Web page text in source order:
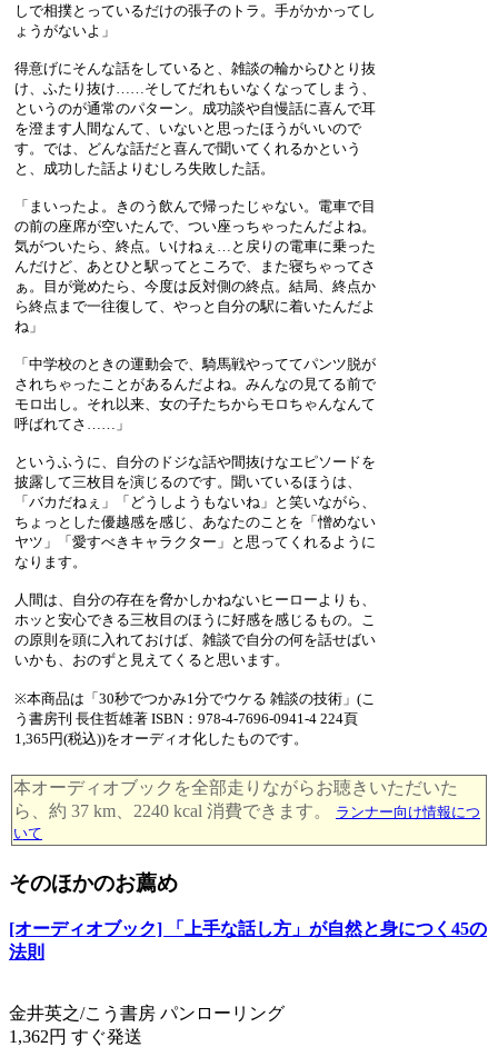
しで相撲とっているだけの張子のトラ。手がかかってし
ょうがないよ」
得意げにそんな話をしていると、雑談の輪からひとり抜
け、ふたり抜け……そしてだれもいなくなってしまう、
というのが通常のパターン。成功談や自慢話に喜んで耳
を澄ます人間なんて、いないと思ったほうがいいので
す。では、どんな話だと喜んで聞いてくれるかという
と、成功した話よりむしろ失敗した話。
「まいったよ。きのう飲んで帰ったじゃない。電車で目
の前の座席が空いたんで、つい座っちゃったんだよね。
気がついたら、終点。いけねぇ…と戻りの電車に乗った
んだけど、あとひと駅ってところで、また寝ちゃってさ
ぁ。目が覚めたら、今度は反対側の終点。結局、終点か
ら終点まで一往復して、やっと自分の駅に着いたんだよ
ね」
「中学校のときの運動会で、騎馬戦やっててパンツ脱が
されちゃったことがあるんだよね。みんなの見てる前で
モロ出し。それ以来、女の子たちからモロちゃんなんて
呼ばれてさ……」
というふうに、自分のドジな話や間抜けなエピソードを
披露して三枚目を演じるのです。聞いているほうは、
「バカだねぇ」「どうしようもないね」と笑いながら、
ちょっとした優越感を感じ、あなたのことを「憎めない
ヤツ」「愛すべきキャラクター」と思ってくれるように
なります。
人間は、自分の存在を脅かしかねないヒーローよりも、
ホッと安心できる三枚目のほうに好感を感じるもの。こ
の原則を頭に入れておけば、雑談で自分の何を話せばい
いかも、おのずと見えてくると思います。
※本商品は「30秒でつかみ1分でウケる 雑談の技術」(こ
う書房刊 長住哲雄著 ISBN：978-4-7696-0941-4 224頁
1,365円(税込))をオーディオ化したものです。
本オーディオブックを全部走りながらお聴きいただいた
ら、約 37 km、2240 kcal 消費できます。
ランナー向け情報につ
いて
そのほかのお薦め
[オーディオブック] 「上手な話し方」が自然と身につく45の
法則
金井英之/こう書房 パンローリング
1,362円 すぐ発送